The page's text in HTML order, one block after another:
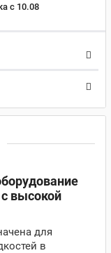
c 10.08
высокой
для
в